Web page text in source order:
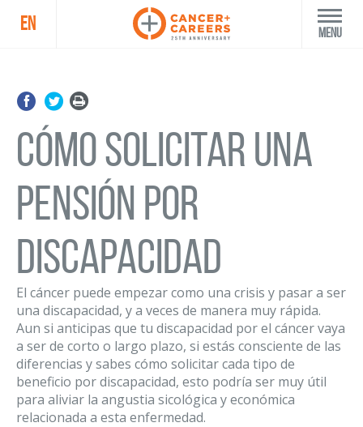
EN Menu
Cómo solicitar una
pensión por
discapacidad
El cáncer puede empezar como una crisis y pasar a ser
una discapacidad, y a veces de manera muy rápida.
Aun si anticipas que tu discapacidad por el cáncer vaya
a ser de corto o largo plazo, si estás consciente de las
diferencias y sabes cómo solicitar cada tipo de
beneficio por discapacidad, esto podría ser muy útil
para aliviar la angustia sicológica y económica
relacionada a esta enfermedad.